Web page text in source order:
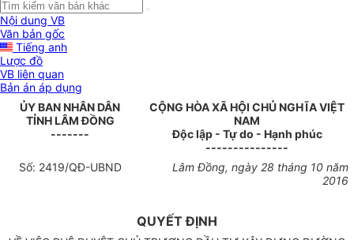
Nội dung VB
Văn bản gốc
Tiếng anh
Lược đồ
VB liên quan
Bản án áp dụng
ỦY BAN NHÂN DÂN
TỈNHLÂM ĐỒNG
-------
CỘNG HÒA XÃ HỘI CHỦ NGHĨA VIỆT
NAM
Độc lập - Tự do - Hạnh phúc
---------------
Số: 2419/QĐ-UBND Lâm Đồng, ngày 28 tháng 10 năm
2016
QUYẾT ĐỊNH